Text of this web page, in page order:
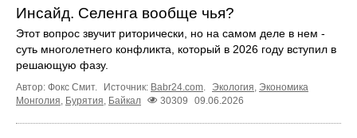
Инсайд. Селенга вообще чья?
Этот вопрос звучит риторически, но на самом деле в нем -
суть многолетнего конфликта, который в 2026 году вступил в
решающую фазу.
Автор: Фокс Смит. Источник: Babr24.com Экология Экономика
Монголия, Бурятия, Байкал 30309 09.06.2026